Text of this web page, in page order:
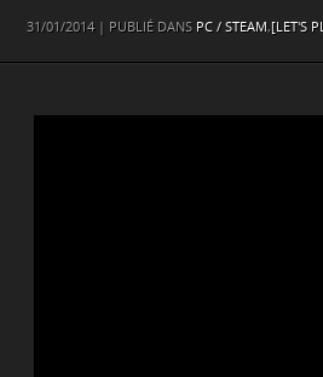
31/01/2014 | PUBLIÉ DANS PC / STEAM,[LET'S